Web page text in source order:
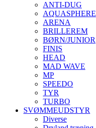
ANTI-DUG
AQUASPHERE
ARENA
BRILLEREM
BØRN/JUNIOR
FINIS
HEAD
MAD WAVE
MP
SPEEDO
TYR
TURBO
SVØMMEUDSTYR
Diverse